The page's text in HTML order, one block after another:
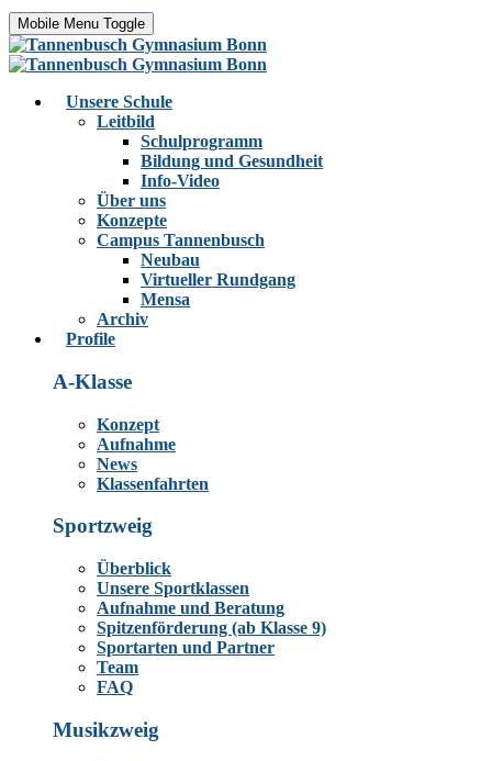
Mobile Menu Toggle
Unsere Schule
Leitbild
Schulprogramm
Bildung und Gesundheit
Info-Video
Über uns
Konzepte
Campus Tannenbusch
Neubau
Virtueller Rundgang
Mensa
Archiv
Profile
A-Klasse
Konzept
Aufnahme
News
Klassenfahrten
Sportzweig
Überblick
Unsere Sportklassen
Aufnahme und Beratung
Spitzenförderung (ab Klasse 9)
Sportarten und Partner
Team
FAQ
Musikzweig